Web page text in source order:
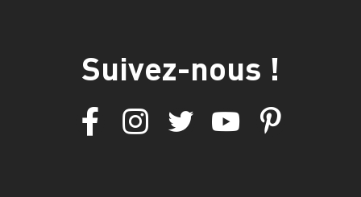
Suivez-nous !